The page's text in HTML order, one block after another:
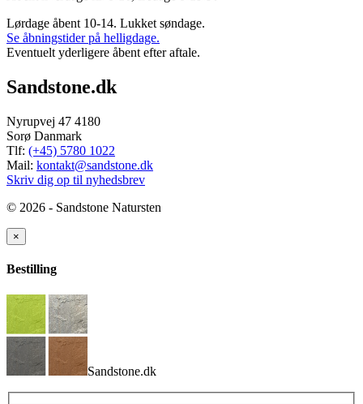
Lørdage åbent 10-14. Lukket søndage.
Se åbningstider på helligdage.
Eventuelt yderligere åbent efter aftale.
Sandstone.dk
Nyrupvej 47 4180
Sorø Danmark
Tlf: (+45) 5780 1022
Mail: kontakt@sandstone.dk
Skriv dig op til nyhedsbrev
© 2026 - Sandstone Natursten
×
Bestilling
Sandstone.dk